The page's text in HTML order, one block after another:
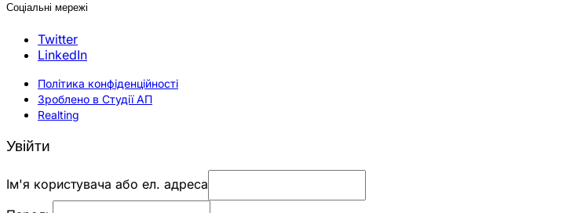
Соціальні мережі
Twitter
LinkedIn
Політика конфіденційності
Зроблено в Студії АП
Realting
Увійти
Ім'я користувача або ел. адреса